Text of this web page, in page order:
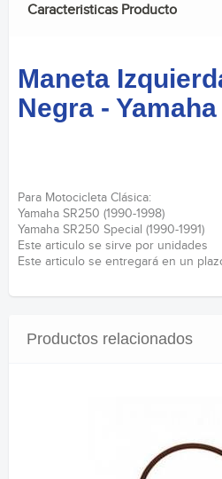
Caracteristicas Producto
Maneta
Negra -
Para Motocicleta Clásica:
Yamaha SR250 (1990-1998)
Yamaha SR250 Special (1990-1991)
Este articulo se sirve por unidades
Este articulo se entregará en un
Productos relacionados